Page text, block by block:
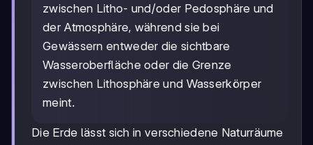
zwischen Litho- und/oder Pedosphäre und
der Atmosphäre, während sie bei
Gewässern entweder die sichtbare
Wasseroberfläche oder die Grenze
zwischen Lithosphäre und Wasserkörper
meint.
Die Erde lässt sich in verschiedene Naturräume